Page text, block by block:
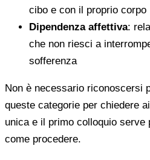
cibo e con il proprio corpo
Dipendenza affettiva:
che non riesci a
sofferenza
Non è necessario riconoscersi
queste categorie per chiedere
unica e il primo colloquio serve
come procedere.